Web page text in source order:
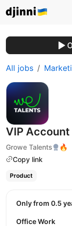
All jobs
VIP
Growe Talents
🔥
Copy link
Product
Only from 0.5
Office Work